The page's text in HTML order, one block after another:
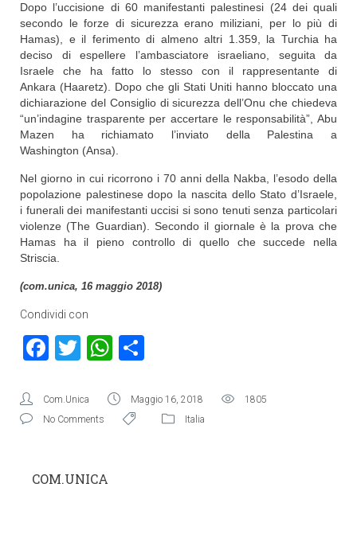
Dopo l’uccisione di 60 manifestanti palestinesi (24 dei quali
secondo le forze di sicurezza erano miliziani, per lo più di
Hamas), e il ferimento di almeno altri 1.359, la Turchia ha
deciso di espellere l’ambasciatore israeliano, seguita da
Israele che ha fatto lo stesso con il rappresentante di
Ankara (Haaretz). Dopo che gli Stati Uniti hanno bloccato una
dichiarazione del Consiglio di sicurezza dell’Onu che chiedeva
“un’indagine trasparente per accertare le responsabilità”, Abu
Mazen ha richiamato l’inviato della Palestina a
Washington (Ansa).
Nel giorno in cui ricorrono i 70 anni della Nakba, l’esodo della
popolazione palestinese dopo la nascita dello Stato d’Israele,
i funerali dei manifestanti uccisi si sono tenuti senza particolari
violenze (The Guardian). Secondo il giornale è la prova che
Hamas ha il pieno controllo di quello che succede nella
Striscia.
(com.unica, 16 maggio 2018)
Condividi con
Facebook
TwitterWhatsApp
Com.Unica Maggio 16, 2018
1805
No Comments
Italia
COM.UNICA